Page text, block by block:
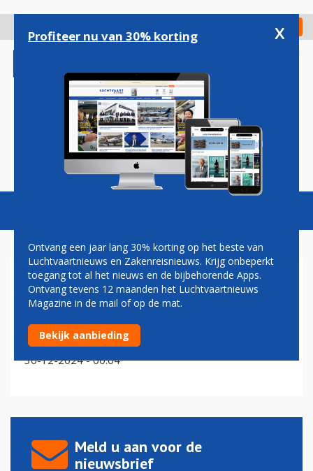
gaan
Check in
Magazine Podcasts Vacatures
TERUGKEER
KLM-vliegtuigen na vertrek teruggekeerd naar
Schiphol
30-12-2024 - 00:04
Meld u aan voor de
nieuwsbrief
Profiteer nu van 30% korting x
Ontvang een jaar lang 30% korting op het beste van
Luchtvaartnieuws en Zakenreisnieuws. Krijg onbeperkt
toegang tot al het nieuws en de bijbehorende Apps.
Ontvang tevens 12 maanden het Luchtvaartnieuws
Magazine in de mail of op de mat.
Bekijk aanbieding